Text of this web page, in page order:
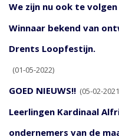
We zijn nu ook te
Winnaar bekend van
Drents Loopfestijn.
(01-05-2022)
GOED NIEUWS!! (05-02-
Leerlingen Kardinaal
ondernemers van de